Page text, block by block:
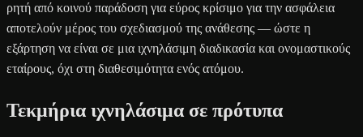
ρητή από κοινού παράδοση για εύρος κρίσιμο για την ασφάλεια
αποτελούν μέρος του σχεδιασμού της ανάθεσης — ώστε η
εξάρτηση να είναι σε μια ιχνηλάσιμη διαδικασία και ονομαστικούς
εταίρους, όχι στη διαθεσιμότητα ενός ατόμου.
Τεκμήρια ιχνηλάσιμα σε πρότυπα